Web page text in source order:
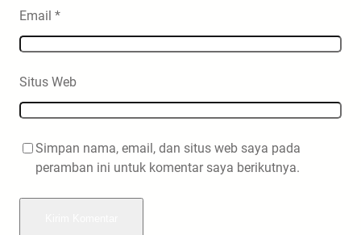
Email *
Situs Web
Simpan nama, email, dan situs web saya pada
peramban ini untuk komentar saya berikutnya.